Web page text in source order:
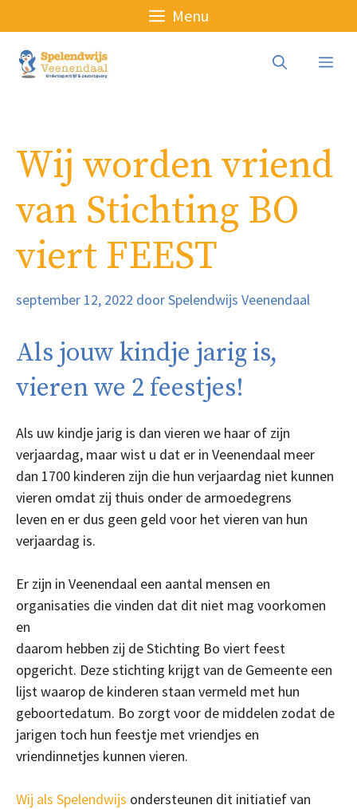
naar
inhoud
Menu
Wij worden vriend
van Stichting BO
viert FEEST
september 12, 2022 doorSpelendwijs Veenendaal
Als jouw kindje jarig is,
vieren we 2 feestjes!
Als uw kindje jarig is dan vieren we haar of zijn
verjaardag, maar wist u dat er in Veenendaal meer
dan 1700 kinderen zijn die hun verjaardag niet kunnen
vieren omdat zij thuis onder de armoedegrens
leven en er dus geen geld voor het vieren van hun
verjaardag is.
Er zijn in Veenendaal een aantal mensen en
organisaties die vinden dat dit niet mag voorkomen
en
daarom hebben zij de Stichting Bo viert feest
opgericht. Deze stichting krijgt van de Gemeente een
lijst waarop de kinderen staan vermeld met hun
geboortedatum. Bo zorgt voor de middelen zodat de
jarigen toch hun feestje met vriendjes en
vriendinnetjes kunnen vieren.
Wij als Spelendwijs ondersteunen dit initiatief van